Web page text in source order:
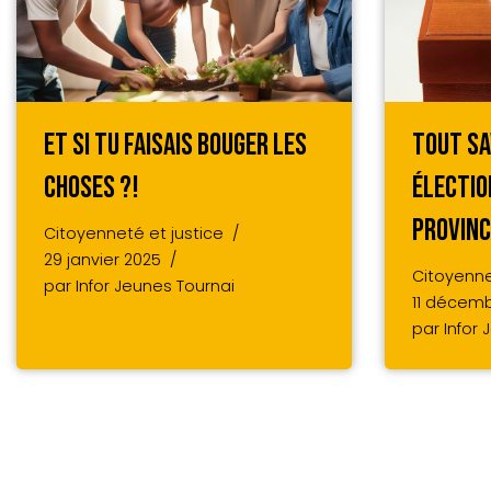
Et Si Tu Faisais Bouger Les
Choses ?!
Citoyenneté et justice
29 janvier 2025
par Infor Jeunes Tournai
Tout
11
par Infor